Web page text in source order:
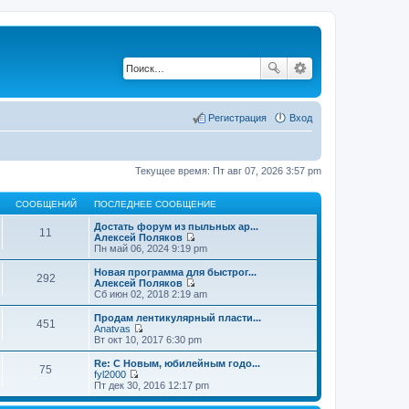
Вход
Регистрация
Текущее время: Пт авг 07, 2026 3:57 pm
СООБЩЕНИЙ ПОСЛЕДНЕЕ СООБЩЕНИЕ
11
Достать форум из пыльных ар...
Алексей Поляков
П
е
р
е
й
т
к
о
л
д
н
Пн май 06, 2024 9:19 pm
292
Новая программа для быстрог...
Алексей Поляков
П
е
р
е
й
т
и
к
о
с
Сб июн 02, 2018 2:19 am
451
Продам лентикулярный пласти...
Anatvas
П
е
р
е
й
т
и
Вт окт 10, 2017 6:30 pm
75
Re: С Новым, юбилейным годо...
fyl2000
П
е
р
Пт дек 30, 2016 12:17 pm